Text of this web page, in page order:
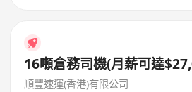
16噸倉務司機(月薪可達
順豐速運(香港)有限公司